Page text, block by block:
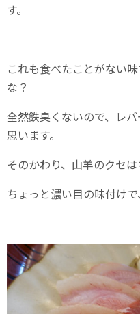
す。
これも食べたことがない
な？
全然鉄臭くないので、レ
思います。
そのかわり、山羊のクセ
ちょっと濃い目の味付け